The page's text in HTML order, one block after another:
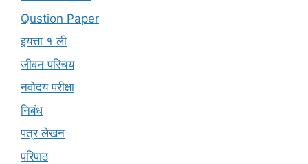
Qustion Paper
इयत्ता १ ली
जीवन परिचय
नवोदय परीक्षा
निबंध
पत्र लेखन
परिपाठ